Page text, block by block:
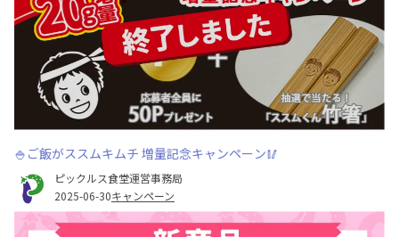
🍚ご飯がススムキムチ 増量記念キャンペーン🥢
ピックルス食堂運営事務局
2025-06-30キャンペーン